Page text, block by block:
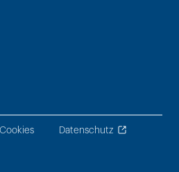
Cookies Datenschutz